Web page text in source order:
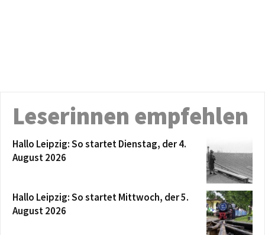
Leserinnen empfehlen
Hallo Leipzig: So startet Dienstag, der 4.
August 2026
Hallo Leipzig: So startet Mittwoch, der 5.
August 2026